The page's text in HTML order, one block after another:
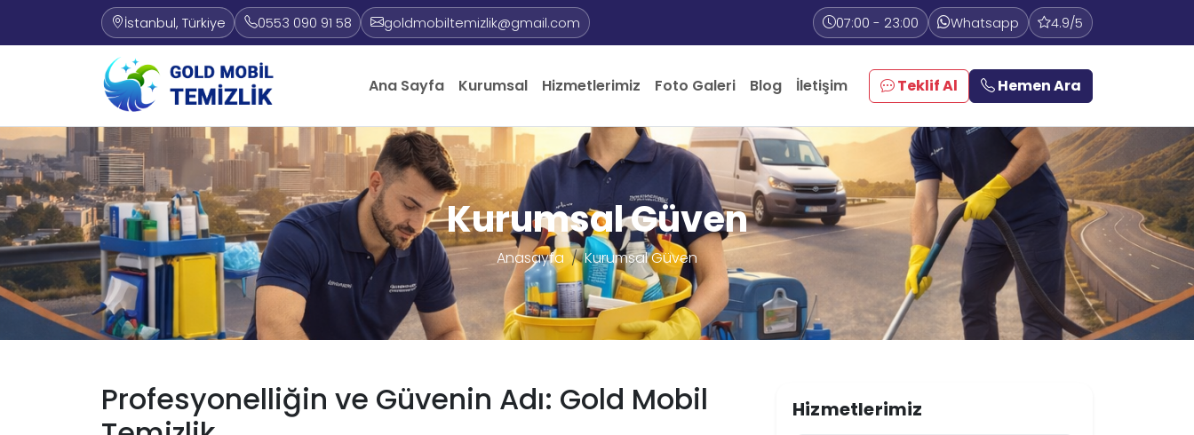
İstanbul, Türkiye 0553 090 91 58 goldmobiltemizlik@gmail.com 07:00 - 23:00 Whatsapp 4.9/5
Ana Sayfa Kurumsal Hizmetlerimiz Foto Galeri Blog İletişim Teklif Al Hemen Ara
Kurumsal Güven
Anasayfa Kurumsal Güven
Profesyonelliğin ve Güvenin Adı: Gold Mobil
Hizmetlerimiz